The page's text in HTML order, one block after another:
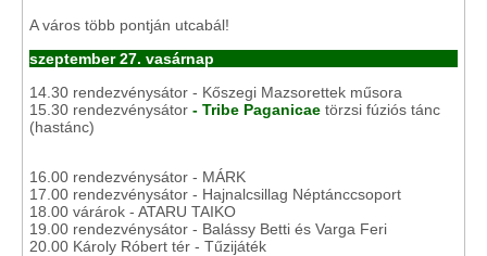
A város több pontján utcabál!
szeptember 27. vasárnap
14.30 rendezvénysátor - Kőszegi Mazsorettek műsora
15.30 rendezvénysátor - Tribe Paganicae törzsi fúziós tánc
(hastánc)
16.00 rendezvénysátor - MÁRK
17.00 rendezvénysátor - Hajnalcsillag Néptánccsoport
18.00 várárok - ATARU TAIKO
19.00 rendezvénysátor - Balássy Betti és Varga Feri
20.00 Károly Róbert tér - Tűzijáték